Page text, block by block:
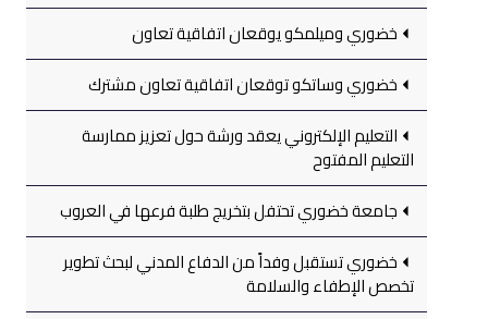
خضوري وميلمكو يوقعان اتفاقية تعاون
خضوري وساتكو توقعان اتفاقية تعاون مشترك
التعليم الإلكتروني يعقد ورشة حول تعزيز ممارسة
التعليم المفتوح
جامعة خضوري تحتفل بتخريج طلبة فرعها في العروب
خضوري تستقبل وفداً من الدفاع المدني لبحث تطوير
تخصص الإطفاء والسلامة